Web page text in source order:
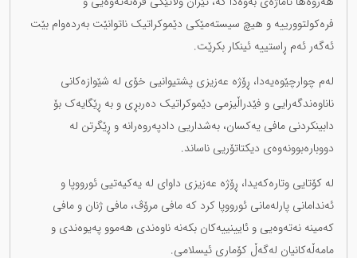
فرەکولتوورییە و هیچ سیستەمێکی دێموکراتیک ناتوانێت بەردەوام بێت
ئەگەر ئەم ڕاستییە ئینکار بکرێت.
لەم چوارچێوەیەدا، ڕۆژە عەزیزی پشتیوانیی خۆی لە شێوازەکانی
ناناوەندگەرایی و فێدراڵیزمی دێموکراتیک دەربڕی و بە ڕێگایەک بۆ
دابینکردنی مافی یەکسان، بەشداریی دادپەروەرانە و ڕێگرتن لە
دووبارەبوونەوەی دیکتاتۆریی ناساند.
لە کۆتایی وتارەکەیدا، ڕۆژە عەزیزی داوای لە یەکیەتیی ئورووپا و
ئەندامانی پارلەمانی ئورووپا کرد کە مافی مرۆڤ، مافی ژنان و مافی
کەمینە نەتەوەیی و ئایینییەکان بکەنە ناوەندی هەموو پەیوەندی و
مامەڵەکانیان لەگەڵ کۆماری ئیسلامی.